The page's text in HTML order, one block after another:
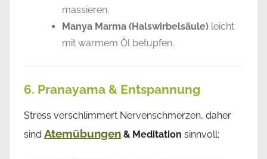
massieren.
Manya Marma (Halswirbelsäule) leicht
mit warmem Öl betupfen.
6. Pranayama & Entspannung
Stress verschlimmert Nervenschmerzen, daher
sind Atemübungen & Meditation sinnvoll: